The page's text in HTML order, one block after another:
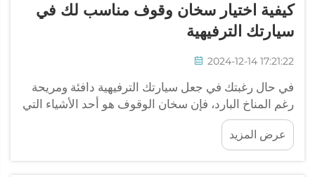
كيفية اختيار سخان وقوف مناسب لك في
سيارتك الترفيهية
2024-12-14 17:21:22
في حال رغبتك في جعل سيارتك الترفيهية دافئة ومريحة
رغم المناخ البارد، فإن سخان الوقوف هو أحد الأشياء التي
تحتاجها بالتأكيد. إن اختيار السخان الأفضل ليس أمرًا
بمساعدتك واختيار أفضل ...
عرض المزيد